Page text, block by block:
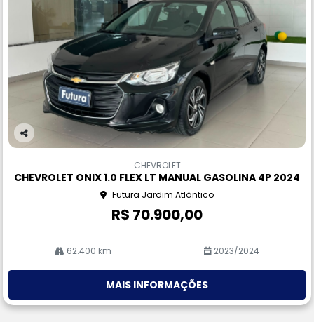
Co
rtil
CHEVROLET
CHEVROLET ONIX 1.0 FLEX LT MANUAL GASOLINA 4P 2024
Futura Jardim Atlântico
R$ 70.900,00
62.400 km 2023/2024
MAIS INFORMAÇÕES